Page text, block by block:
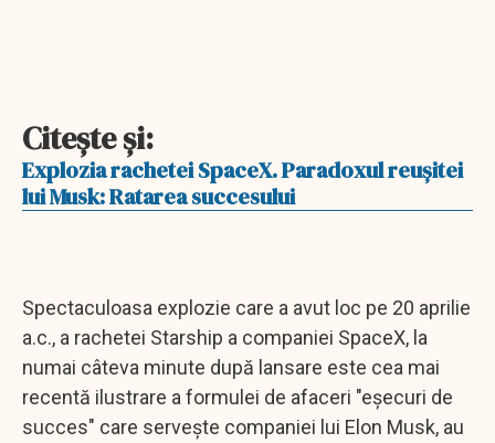
Citeşte şi:
Explozia rachetei SpaceX. Paradoxul reușitei
lui Musk: Ratarea succesului
Spectaculoasa explozie care a avut loc pe 20 aprilie
a.c., a rachetei Starship a companiei SpaceX, la
numai câteva minute după lansare este cea mai
recentă ilustrare a formulei de afaceri "eșecuri de
succes" care servește companiei lui Elon Musk, au